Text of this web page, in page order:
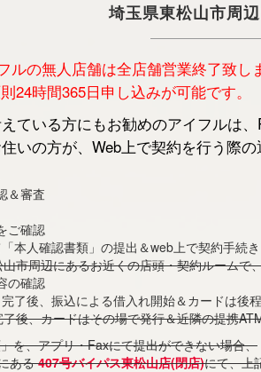
埼玉県東松山市周
ルの無人店舗は全店舗営業終了致し
24時間365日申し込みが可能です。
ている方にもお勧めのアイフルは
いの方が、Web上で契約を行う際の
＆審査
ご確認
「本人確認書類」の提出＆web上で契約手続き
市周辺にあるお近くの店頭・契約ルームで
の確認
完了後、振込による借入れ開始＆カードは後
後、カードはその場で発行＆近隣の提携
を、アプリ・Faxにて提出ができない場合、
ある407号バイパス東松山店(閉店)にて、上